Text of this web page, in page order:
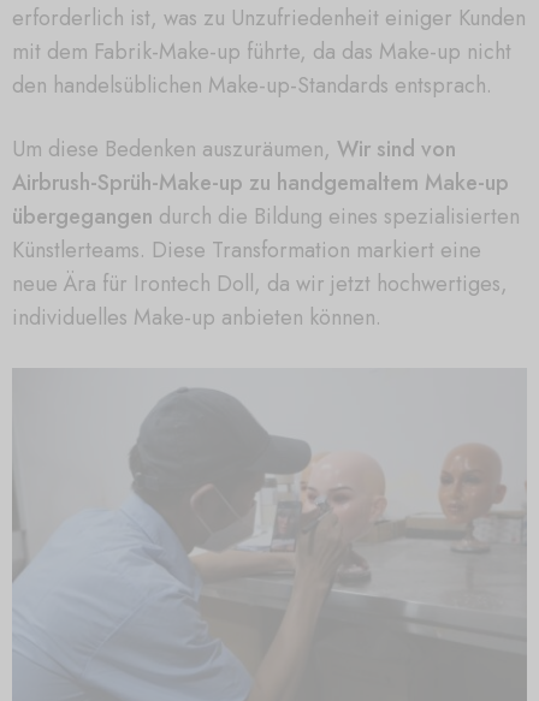
erforderlich ist, was zu Unzufriedenheit einiger Kunden
mit dem Fabrik-Make-up führte, da das Make-up nicht
den handelsüblichen Make-up-Standards entsprach.
Um diese Bedenken auszuräumen, Wir sind von
Airbrush-Sprüh-Make-up zu handgemaltem Make-up
übergegangen durch die Bildung eines spezialisierten
Künstlerteams. Diese Transformation markiert eine
neue Ära für Irontech Doll, da wir jetzt hochwertiges,
individuelles Make-up anbieten können.